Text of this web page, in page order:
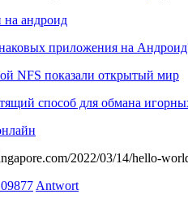
на андроид
приложения на
NFS показали открытый мир
способ для обмана
2022/03/14/hello-
Antwort